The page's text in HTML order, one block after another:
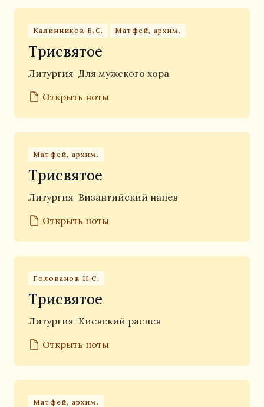
Калинников В.С. Матфей, архим.
Трисвятое
Литургия Для мужского хора
Открыть ноты
Матфей, архим.
Трисвятое
Литургия Византийский напев
Открыть ноты
Голованов Н.С.
Трисвятое
Литургия Киевский распев
Открыть ноты
Матфей, архим.